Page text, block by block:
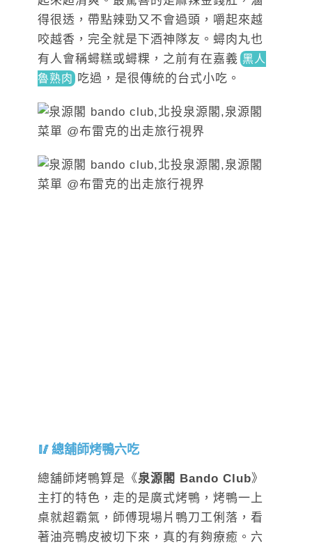
得很透，帶點辣勁又不會過頭，嚼起來越
咬越香，完全就是下酒神隊友。蟳肉丸也
有人會稱蟳糕或蟳粿，之前有在嘉義 黑人
魯熟肉 吃過，是很傳統的台式小吃。
總舖師烤鴨六吃
總舖師烤鴨算是《泉源閣 Bando Club》
主打的特色，走的是廣式烤鴨，烤鴨一上
桌就超霸氣，師傅現場片鴨刀工俐落，看
著油亮鴨皮被切下來，真的有夠療癒。六